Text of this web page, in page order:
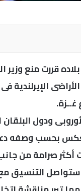
قررت منع وزير
ودول
تعكس بحسب وصفه
صرامة من
ستواصل التنسيق